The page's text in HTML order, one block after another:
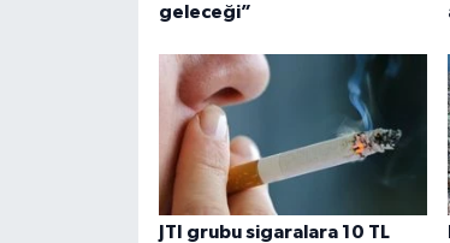
geleceği”
JTI grubu sigaralara 10 TL